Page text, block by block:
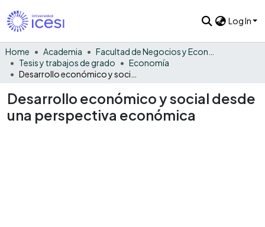
Log In
Home Academia
Tesis y trabajos de grado
Economía
Desarrollo económico y social desde
una perspectiva económica